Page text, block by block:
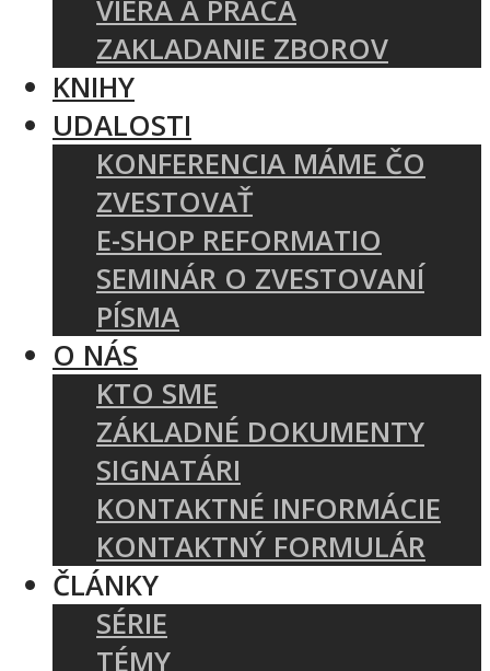
VIERA A PRÁCA
ZAKLADANIE ZBOROV
KNIHY
UDALOSTI
KONFERENCIA MÁME ČO
ZVESTOVAŤ
E-SHOP REFORMATIO
SEMINÁR O ZVESTOVANÍ
PÍSMA
O NÁS
KTO SME
ZÁKLADNÉ DOKUMENTY
SIGNATÁRI
KONTAKTNÉ INFORMÁCIE
KONTAKTNÝ FORMULÁR
ČLÁNKY
SÉRIE
TÉMY